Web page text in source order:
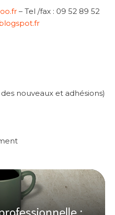
– Tel /fax : 09 52 89 52
nouveaux et adhésions)
: